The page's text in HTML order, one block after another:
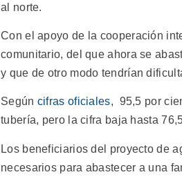
al norte.
Con el apoyo de la cooperación
comunitario, del que ahora se
y que de otro modo tendrían
Según cifras oficiales, 95,5 por
tubería, pero la cifra baja hasta
Los beneficiarios del proyecto de
necesarios para abastecer a una